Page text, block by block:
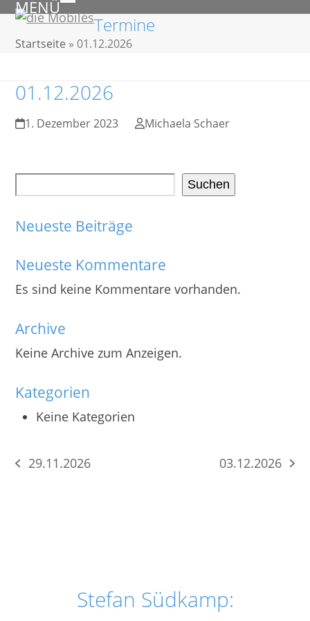
Skip
content
MENÜ
Open
mobile
Close
mobile
Termine
Startseite »01.12.2026
01.12.2026
1. Dezember 2023 Michaela Schaer
Suchen
Neueste Beiträge
Neueste Kommentare
Es sind keine Kommentare vorhanden.
Archive
Keine Archive zum Anzeigen.
Kategorien
Keine Kategorien
vorheriger
29.11.2026
Nächster
03.12.2026
Stefan Südkamp: